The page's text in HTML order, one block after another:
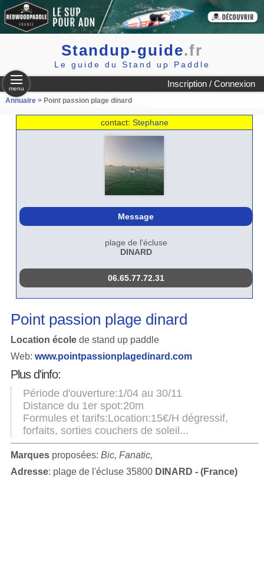
Standup-guide.fr
Le guide du Stand up Paddle
Inscription / Connexion
menu
Annuaire> Point passion plage dinard
contact: Stephane
Message
plage de l'écluse
DINARD
06.65.77.72.31
Point passion plage dinard
Location école de stand up paddle
Web: www.pointpassionplagedinard.com
Plus d'info:
Période d'ouverture:1/04 au 30/11
Distance du 1er spot:20m
Formules et tarifs:Location:15€/H dégressif,
forfaits, sorties couchers de soleil...
Marquesproposées: Bic, Fanatic,
Adresse: plage de l'écluse 35800 DINARD - (France)